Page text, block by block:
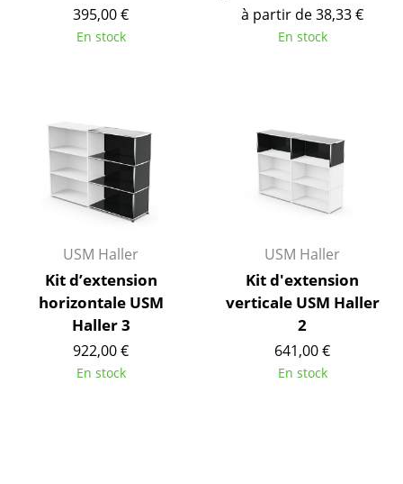
Figurines & Miniatures
Accessoires de bureau
Boîtes de rangement
Couvertures
Tapis
Rideaux
395,00 €
En stock
à partir de 38,33 €
En stock
USM Haller
Kit d’extension
horizontale USM
Haller 3
922,00 €
En stock
USM Haller
Kit d'extension
verticale USM Haller
2
641,00 €
En stock